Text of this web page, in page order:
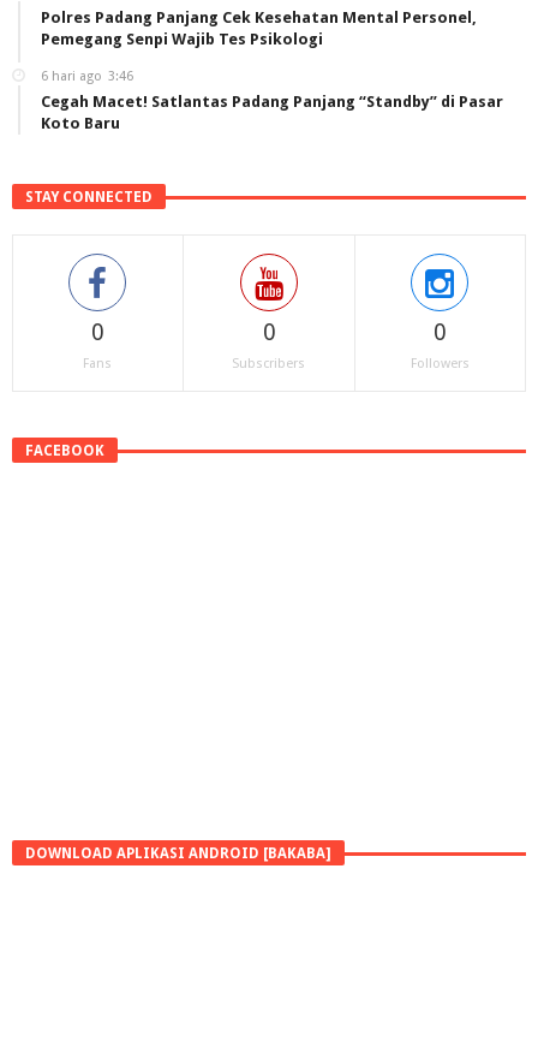
Polres Padang Panjang Cek Kesehatan Mental Personel,
Pemegang Senpi Wajib Tes Psikologi
6 hari ago 3:46
Cegah Macet! Satlantas Padang Panjang “Standby” di Pasar
Koto Baru
STAY CONNECTED
0
Fans
0
Subscribers
0
Followers
FACEBOOK
DOWNLOAD APLIKASI ANDROID [BAKABA]